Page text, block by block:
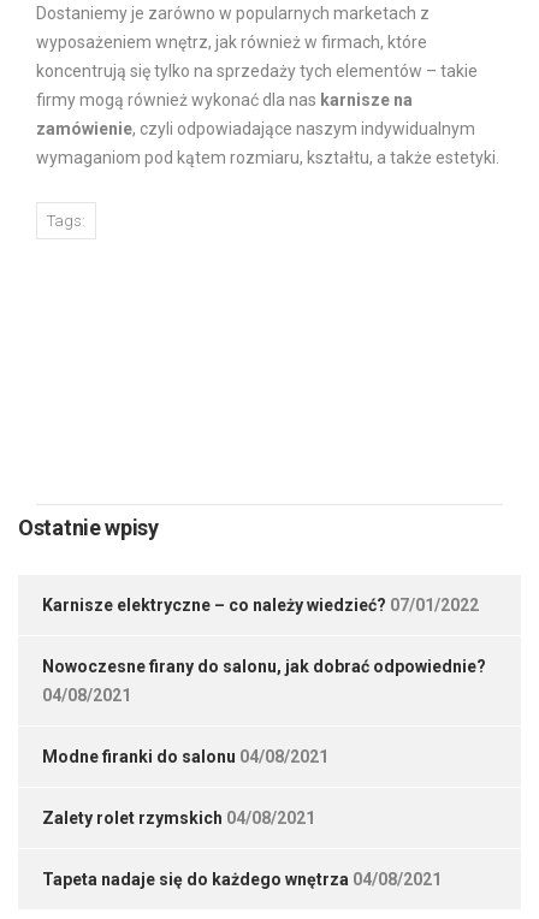
Dostaniemy je zarówno w popularnych marketach z
wyposażeniem wnętrz, jak również w firmach, które
koncentrują się tylko na sprzedaży tych elementów – takie
firmy mogą również wykonać dla nas karnisze na
zamówienie, czyli odpowiadające naszym indywidualnym
wymaganiom pod kątem rozmiaru, kształtu, a także estetyki.
Tags:
Ostatnie wpisy
Karnisze elektryczne – co należy wiedzieć? 07/01/2022
Nowoczesne firany do salonu, jak dobrać odpowiednie?
04/08/2021
Modne firanki do salonu 04/08/2021
Zalety rolet rzymskich 04/08/2021
Tapeta nadaje się do każdego wnętrza 04/08/2021